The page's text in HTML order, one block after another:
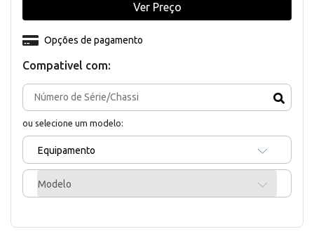
Compativel com:
ou selecione um modelo:
Equipamento
Modelo
Opções de pagamento
Ver Preço